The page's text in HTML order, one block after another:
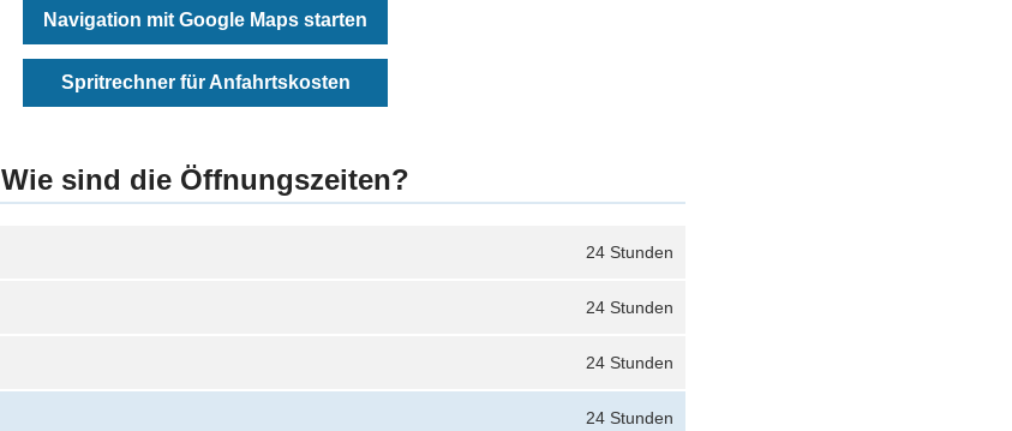
Navigation mit Google Maps starten
Spritrechner für Anfahrtskosten
Wie sind die Öffnungszeiten?
24 Stunden
24 Stunden
24 Stunden
24 Stunden